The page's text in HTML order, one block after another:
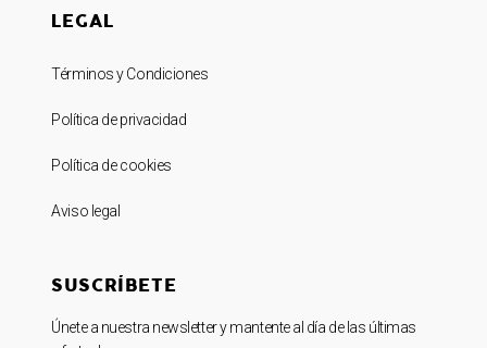
LEGAL
Términos y Condiciones
Política de privacidad
Política de cookies
Aviso legal
SUSCRÍBETE
Únete a nuestra newsletter y mantente al día de las últimas